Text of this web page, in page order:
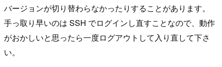
バージョンが切り替わらなかったりすることがあります。
手っ取り早いのは SSH でログインし直すことなので、動作
がおかしいと思ったら一度ログアウトして入り直して下さ
い。